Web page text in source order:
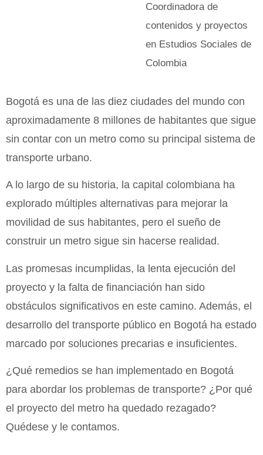
Coordinadora de
contenidos y proyectos
en Estudios Sociales de
Colombia
Bogotá es una de las diez ciudades del mundo con
aproximadamente 8 millones de habitantes que sigue
sin contar con un metro como su principal sistema de
transporte urbano.
A lo largo de su historia, la capital colombiana ha
explorado múltiples alternativas para mejorar la
movilidad de sus habitantes, pero el sueño de
construir un metro sigue sin hacerse realidad.
Las promesas incumplidas, la lenta ejecución del
proyecto y la falta de financiación han sido
obstáculos significativos en este camino. Además, el
desarrollo del transporte público en Bogotá ha estado
marcado por soluciones precarias e insuficientes.
¿Qué remedios se han implementado en Bogotá
para abordar los problemas de transporte? ¿Por qué
el proyecto del metro ha quedado rezagado?
Quédese y le contamos.